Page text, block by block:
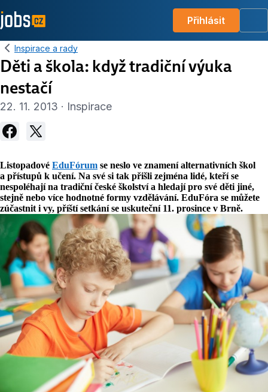
Přihlásit
Inspirace a rady
Děti a škola: když tradiční výuka
nestačí
22. 11. 2013 · Inspirace
Listopadové EduFórum se neslo ve znamení alternativních škol
a přístupů k učení. Na své si tak přišli zejména lidé, kteří se
nespoléhají na tradiční české školství a hledají pro své děti jiné,
stejně nebo více hodnotné formy vzdělávání. EduFóra se můžete
zúčastnit i vy, příští setkání se uskuteční 11. prosince v Brně.